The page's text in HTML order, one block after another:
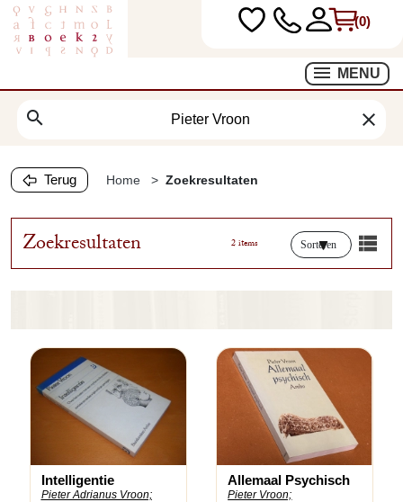
(0)
MENU
search clear
Terug Home Zoekresultaten
Zoekresultaten 2 items Sorteren
Intelligentie
Pieter Adrianus Vroon;
Allemaal Psychisch
Pieter Vroon;